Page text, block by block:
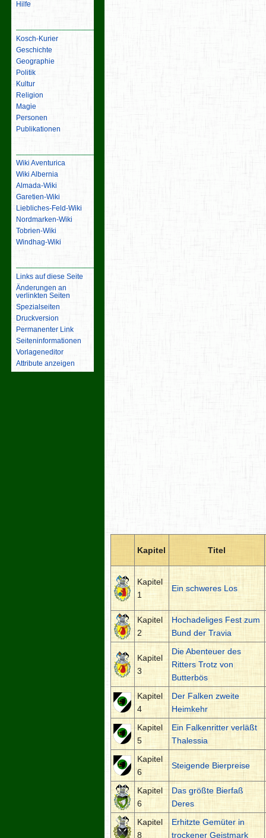
Kapitel Titel
Kapitel
1
Ein schweres Los
Kapitel
2
Hochadeliges Fest zum
Bund der Travia
Kapitel
3
Die Abenteuer des
Ritters Trotz von
Butterbös
Kapitel
4
Der Falken zweite
Heimkehr
Kapitel
5
Ein Falkenritter verläßt
Thalessia
Kapitel
6
Steigende Bierpreise
Kapitel
6
Das größte Bierfaß
Deres
Kapitel
8
Erhitzte Gemüter in
trockener Geistmark
Hilfe
Kosch-Kurier
Geschichte
Geographie
Politik
Kultur
Religion
Magie
Personen
Publikationen
Wiki Aventurica
Wiki Albernia
Almada-Wiki
Garetien-Wiki
Liebliches-Feld-Wiki
Nordmarken-Wiki
Tobrien-Wiki
Windhag-Wiki
Links auf diese Seite
Änderungen an
verlinkten Seiten
Spezialseiten
Druckversion
Permanenter Link
Seiten­­informationen
Vorlageneditor
Attribute anzeigen